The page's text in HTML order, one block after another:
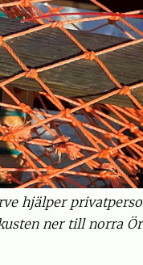
hjälper
ner till norra